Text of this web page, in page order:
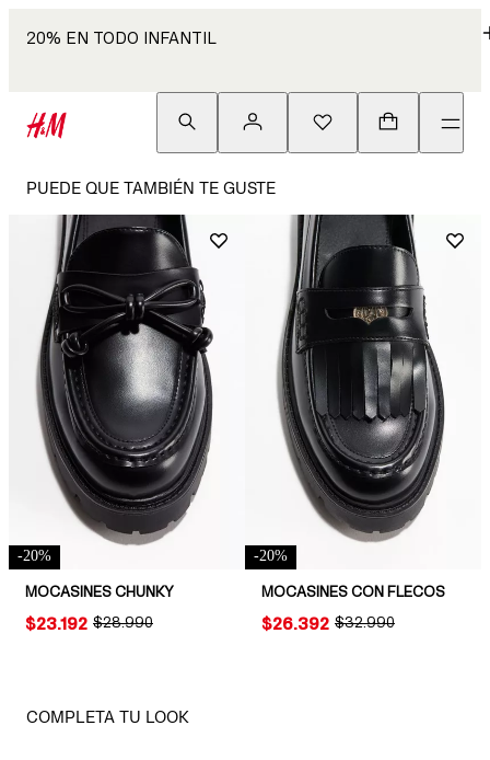
20% EN TODO INFANTIL
PUEDE QUE TAMBIÉN TE GUSTE
-20%
MOCASINES CHUNKY
ORIGINAL PRICE:
$28.990
PRICE:
$23.192
-20%
MOCASINES CON FLECOS
ORIGINAL PRICE:
$32.990
PRICE:
$26.392
COMPLETA TU LOOK